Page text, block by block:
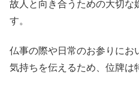
故人と向き合うための大切な
す。
仏事の際や日常のお参りにお
気持ちを伝えるため、位牌は